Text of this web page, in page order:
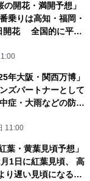
開花・満開予想」
りは高知・福岡・
開花 全国的に平年
京は3月24日開花の
年大阪・関西万博」
ズパートナーとして
・大雨などの防災
滑な運営をサポート
11:00
葉・黄葉見頃予想」
1日に紅葉見頃、 高
り遅い見頃になる地